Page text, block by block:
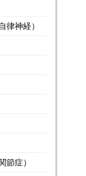
律神経）
節症）